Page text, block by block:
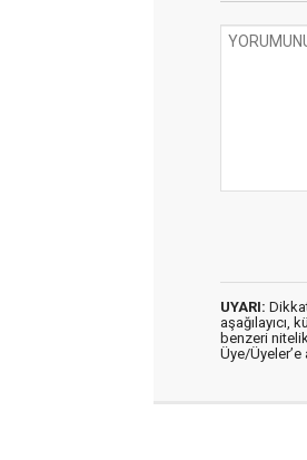
UYARI:
aşağılayıcı,
benzeri
Üye/Üyeler’e